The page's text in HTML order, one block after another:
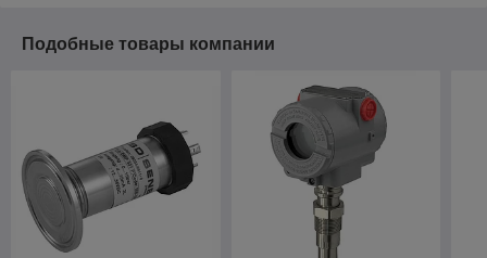
Подобные товары компании